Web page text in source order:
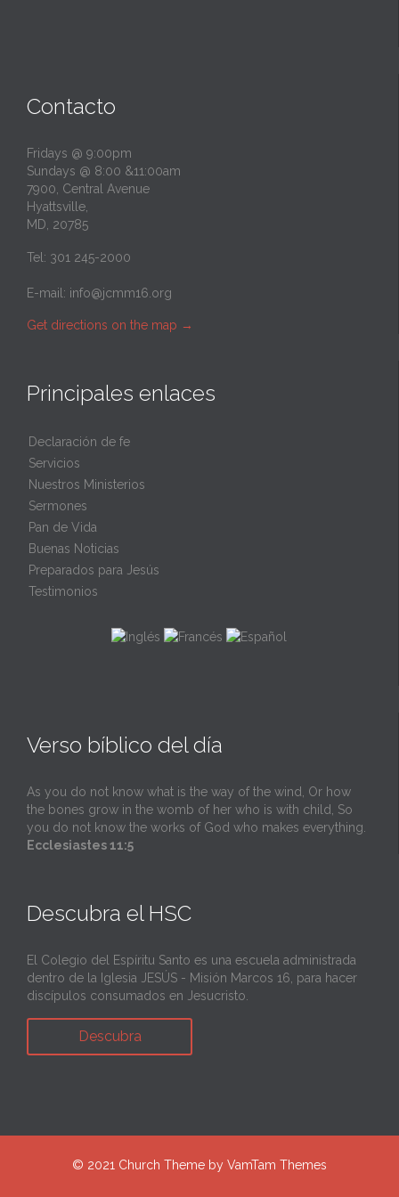
Contacto
Fridays @ 9:00pm
Sundays @ 8:00 &11:00am
7900, Central Avenue
Hyattsville,
MD, 20785
Tel: 301 245-2000
E-mail: info@jcmm16.org
Get directions on the map →
Principales enlaces
Declaración de fe
Servicios
Nuestros Ministerios
Sermones
Pan de Vida
Buenas Noticias
Preparados para Jesús
Testimonios
Verso bíblico del día
As you do not know what is the way of the wind, Or how
the bones grow in the womb of her who is with child, So
you do not know the works of God who makes everything.
Ecclesiastes 11:5
Descubra el HSC
El Colegio del Espíritu Santo es una escuela administrada
dentro de la Iglesia JESÚS - Misión Marcos 16, para hacer
discípulos consumados en Jesucristo.
Descubra
© 2021 Church Theme by VamTam Themes